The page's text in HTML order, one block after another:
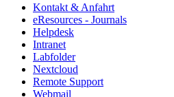
Kontakt & Anfahrt
eResources - Journals
Helpdesk
Intranet
Labfolder
Nextcloud
Remote Support
Webmail